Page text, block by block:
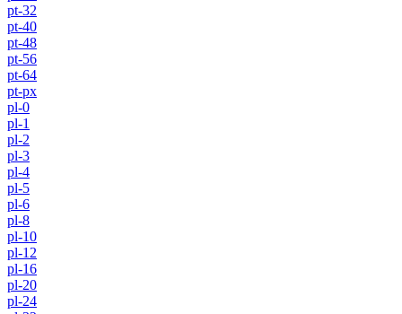
pt-32
pt-40
pt-48
pt-56
pt-64
pt-px
pl-0
pl-1
pl-2
pl-3
pl-4
pl-5
pl-6
pl-8
pl-10
pl-12
pl-16
pl-20
pl-24